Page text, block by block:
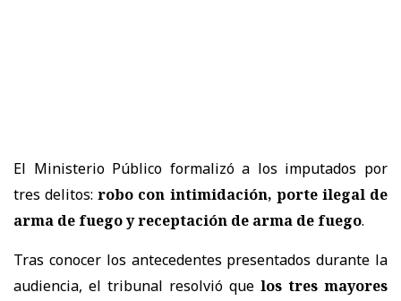
El Ministerio Público formalizó a los imputados por
tres delitos:robo con intimidación, porte ilegal de
arma de fuego y receptación de arma de fuego.
Tras conocer los antecedentes presentados durante la
audiencia, el tribunal resolvió que los tres mayores